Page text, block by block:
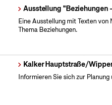
Ausstellung "Beziehungen
Eine Ausstellung mit Texten von
Thema Beziehungen.
Kalker Hauptstraße/
Informieren Sie sich zur